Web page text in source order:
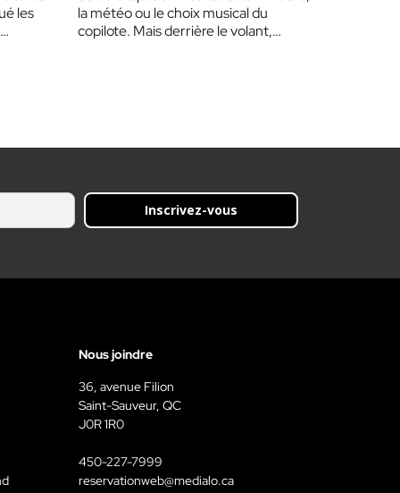
les
la météo ou le choix musical du
copilote. Mais derrière le volant,…
Inscrivez-vous
Nous joindre
36, avenue Filion
Saint-Sauveur, QC
J0R 1R0
450-227-7999
reservationweb@medialo.ca